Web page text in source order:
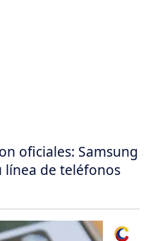
oficiales: Samsung
línea de teléfonos